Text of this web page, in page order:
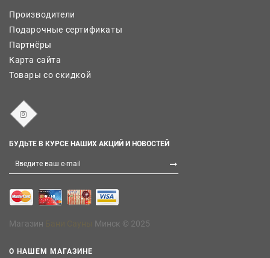
Производители
Подарочные сертификаты
Партнёры
Карта сайта
Товары со скидкой
БУДЬТЕ В КУРСЕ НАШИХ АКЦИЙ И НОВОСТЕЙ
Магазин Минск © 2025
О НАШЕМ МАГАЗИНЕ